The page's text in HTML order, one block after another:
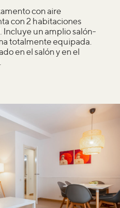
con aire
con 2 habitaciones
Incluye un amplio salón-
totalmente equipada.
en el salón y en el